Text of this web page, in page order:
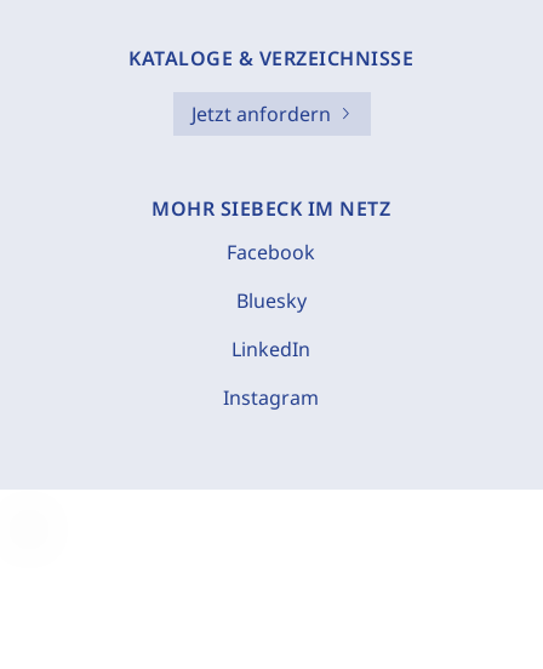
KATALOGE & VERZEICHNISSE
Jetzt anfordern
MOHR SIEBECK IM NETZ
Facebook
Bluesky
LinkedIn
Instagram